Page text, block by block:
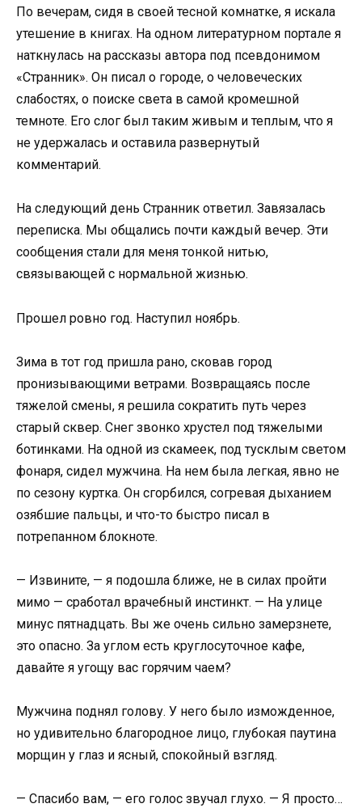
По вечерам, сидя в своей тесной комнатке, я искала
утешение в книгах. На одном литературном портале я
наткнулась на рассказы автора под псевдонимом
«Странник». Он писал о городе, о человеческих
слабостях, о поиске света в самой кромешной
темноте. Его слог был таким живым и теплым, что я
не удержалась и оставила развернутый
комментарий.
На следующий день Странник ответил. Завязалась
переписка. Мы общались почти каждый вечер. Эти
сообщения стали для меня тонкой нитью,
связывающей с нормальной жизнью.
Прошел ровно год. Наступил ноябрь.
Зима в тот год пришла рано, сковав город
пронизывающими ветрами. Возвращаясь после
тяжелой смены, я решила сократить путь через
старый сквер. Снег звонко хрустел под тяжелыми
ботинками. На одной из скамеек, под тусклым светом
фонаря, сидел мужчина. На нем была легкая, явно не
по сезону куртка. Он сгорбился, согревая дыханием
озябшие пальцы, и что-то быстро писал в
потрепанном блокноте.
— Извините, — я подошла ближе, не в силах пройти
мимо — сработал врачебный инстинкт. — На улице
минус пятнадцать. Вы же очень сильно замерзнете,
это опасно. За углом есть круглосуточное кафе,
давайте я угощу вас горячим чаем?
Мужчина поднял голову. У него было изможденное,
но удивительно благородное лицо, глубокая паутина
морщин у глаз и ясный, спокойный взгляд.
— Спасибо вам, — его голос звучал глухо. — Я просто…